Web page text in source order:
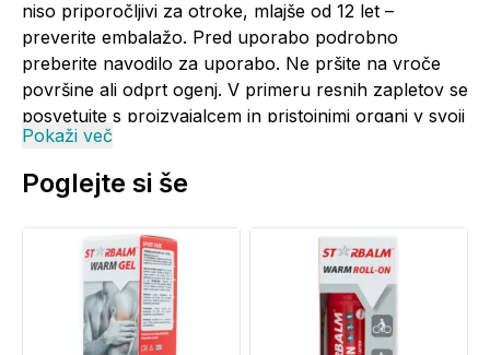
niso priporočljivi za otroke, mlajše od 12 let –
preverite embalažo. Pred uporabo podrobno
preberite navodilo za uporabo. Ne pršite na vroče
površine ali odprt ogenj. V primeru resnih zapletov se
posvetujte s proizvajalcem in pristojnimi organi v svoji
državi.
Shranjevanje:
Hranite izven dosega otrok. Shranjujte na hladnem in
suhem mestu. Razpršilo hranite stran od sončne
svetlobe in ga ne izpostavljajte temperaturam nad 40
°C. Izdelek ni namenjen ponovni uporabi.
Pokaži več
Poglejte si še